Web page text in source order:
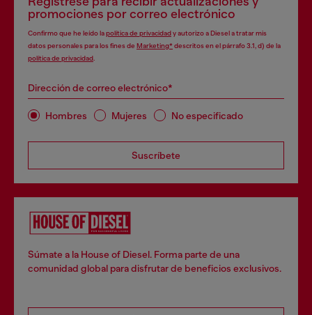
promociones por correo electrónico
Confirmo que he leído lapolítica de privacidady autorizo a Diesel a tratar mis
datos personales para los fines de Marketing*descritos en el párrafo 3.1, d) de la
política de privacidad
Dirección de correo electrónico*
Hombres Mujeres No especificado
Suscríbete
Súmate a la House of Diesel. Forma parte de una
comunidad global para disfrutar de beneficios exclusivos.